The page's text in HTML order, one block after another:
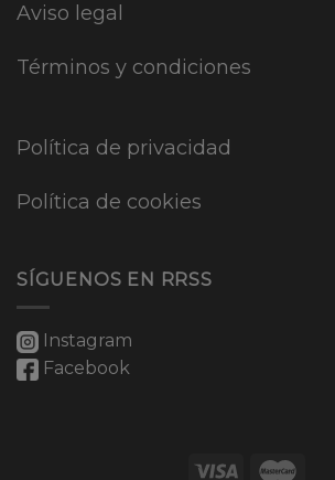
Aviso legal
Términos y condiciones
Política de privacidad
Política de cookies
SÍGUENOS EN RRSS
Instagram
Facebook